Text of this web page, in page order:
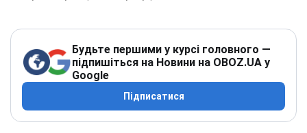
Будьте першими у курсі головного —
підпишіться на Новини на OBOZ.UA у
Google
Підписатися